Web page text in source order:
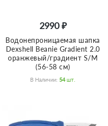
2990 ₽
Водонепроницаемая шапка
Dexshell Beanie Gradient 2.0
оранжевый/градиент S/M
(56-58 см)
В Наличии: 54 Шт.